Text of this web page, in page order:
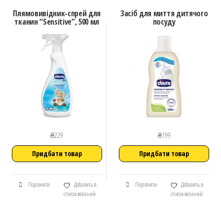
Плямовивідник-спрей для
тканин “Sensitive”, 500 мл
₴229
Придбати товар
Порівняти
Добавить в
список желаний
Засіб для миття дитячого
посуду
₴199
Придбати товар
Порівняти
Добавить в
список желаний